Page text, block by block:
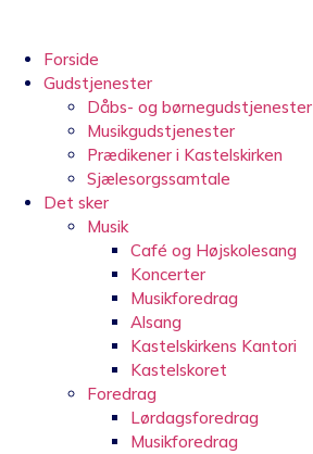
indholdForside
Gudstjenester
Dåbs- og børnegudstjenester
Musikgudstjenester
Prædikener i Kastelskirken
Sjælesorgssamtale
Det sker
Musik
Café og Højskolesang
Koncerter
Musikforedrag
Alsang
Kastelskirkens Kantori
Kastelskoret
Foredrag
Lørdagsforedrag
Musikforedrag